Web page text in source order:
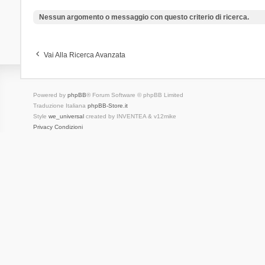
Nessun argomento o messaggio con questo criterio di ricerca.
Vai Alla Ricerca Avanzata
Powered by phpBB® Forum Software © phpBB Limited
Traduzione Italiana phpBB-Store.it
Style we_universalcreated by INVENTEA & v12mike
Privacy Condizioni